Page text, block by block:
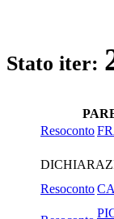
Stato iter:
Resoconto
Resoconto